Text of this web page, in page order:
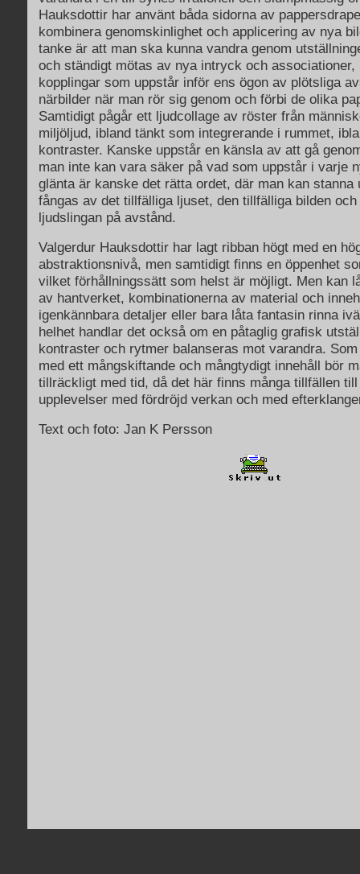
Hauksdottir har använt båda sidorna av
kombinera genomskinlighet och applicering av nya
tanke är att man ska kunna vandra genom
och ständigt mötas av nya intryck och associationer,
kopplingar som uppstår inför ens ögon av plötsliga
närbilder när man rör sig genom och förbi de olika
Samtidigt pågår ett ljudcollage av röster från
miljöljud, ibland tänkt som integrerande i rummet,
kontraster. Kanske uppstår en känsla av att gå
man inte kan vara säker på vad som uppstår i varje
glänta är kanske det rätta ordet, där man kan stanna
fångas av det tillfälliga ljuset, den tillfälliga bilden och
ljudslingan på avstånd.
Valgerdur Hauksdottir har lagt ribban högt med en
abstraktionsnivå, men samtidigt finns en öppenhet
vilket förhållningssätt som helst är möjligt. Men kan
av hantverket, kombinationerna av material och
igenkännbara detaljer eller bara låta fantasin rinna
helhet handlar det också om en påtaglig grafisk
kontraster och rytmer balanseras mot varandra.
med ett mångskiftande och mångtydigt innehåll bör
tillräckligt med tid, då det här finns många tillfällen
upplevelser med fördröjd verkan och med
Text och foto: Jan K Persson